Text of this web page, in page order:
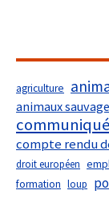
agriculture
animaux
compte rendu
droit européen
formation loup